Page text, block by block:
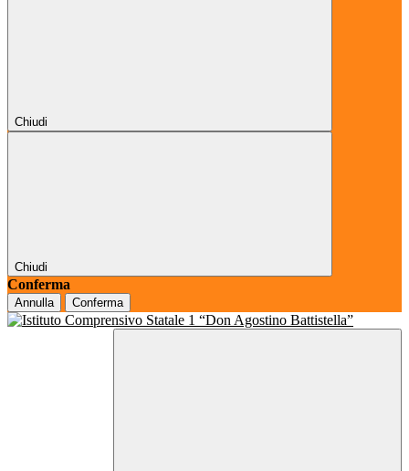
Chiudi
Chiudi
Conferma
Annulla Conferma